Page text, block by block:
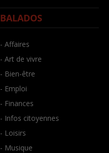
BALADOS
- Affaires
- Art de vivre
- Bien-être
- Emploi
- Finances
- Infos citoyennes
- Loisirs
- Musique